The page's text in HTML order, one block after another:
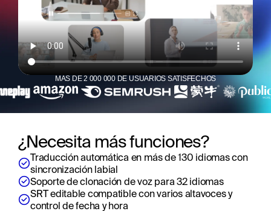
¿Necesita más funciones?
Traducción automática en más de 130 idiomas con
sincronización labial
Soporte de clonación de voz para 32 idiomas
SRT editable compatible con varios altavoces y
control de fecha y hora
MÁS DE 2 000 000 DE USUARIOS SATISFECHOS